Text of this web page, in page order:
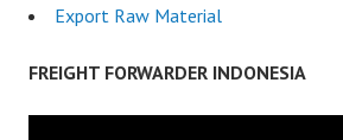
Export Raw Material
FREIGHT FORWARDER INDONESIA